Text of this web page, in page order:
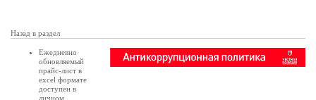
Назад в раздел
Ежедневно
обновляемый
прайс-лист в
excel формате
доступен в
личном